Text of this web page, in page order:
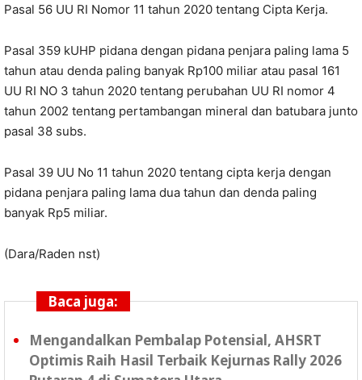
Pasal 56 UU RI Nomor 11 tahun 2020 tentang Cipta Kerja.
Pasal 359 kUHP pidana dengan pidana penjara paling lama 5
tahun atau denda paling banyak Rp100 miliar atau pasal 161
UU RI NO 3 tahun 2020 tentang perubahan UU RI nomor 4
tahun 2002 tentang pertambangan mineral dan batubara junto
pasal 38 subs.
Pasal 39 UU No 11 tahun 2020 tentang cipta kerja dengan
pidana penjara paling lama dua tahun dan denda paling
banyak Rp5 miliar.
(Dara/Raden nst)
Baca juga:
Mengandalkan Pembalap Potensial, AHSRT
Optimis Raih Hasil Terbaik Kejurnas Rally 2026